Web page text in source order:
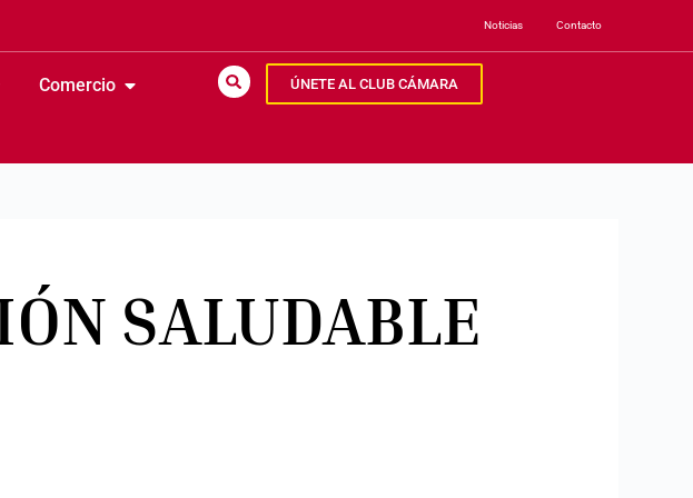
Noticias Contacto
Comercio ÚNETE AL CLUB CÁMARA
SALUDABLE